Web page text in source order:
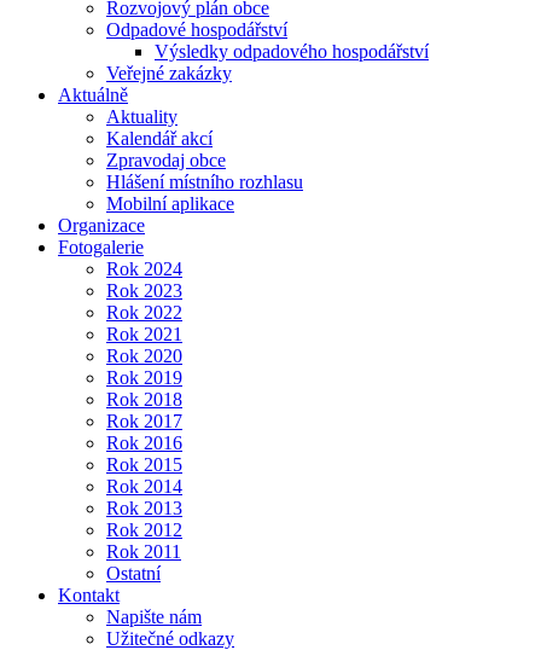
Rozvojový plán obce
Odpadové hospodářství
Výsledky odpadového hospodářství
Veřejné zakázky
Aktuálně
Aktuality
Kalendář akcí
Zpravodaj obce
Hlášení místního rozhlasu
Mobilní aplikace
Organizace
Fotogalerie
Rok 2024
Rok 2023
Rok 2022
Rok 2021
Rok 2020
Rok 2019
Rok 2018
Rok 2017
Rok 2016
Rok 2015
Rok 2014
Rok 2013
Rok 2012
Rok 2011
Ostatní
Kontakt
Napište nám
Užitečné odkazy